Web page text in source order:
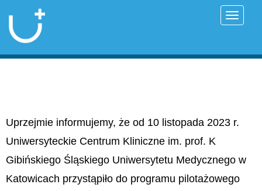
Uprzejmie informujemy, że od 10 listopada 2023 r.
Uniwersyteckie Centrum Kliniczne im. prof. K
Gibińskiego Śląskiego Uniwersytetu Medycznego w
Katowicach przystąpiło do programu pilotażowego